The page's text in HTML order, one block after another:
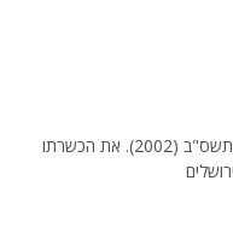
טל חניה - מדריך בירושלים וסביבותיה משנת תשס"ב (2002). את הכשרתו